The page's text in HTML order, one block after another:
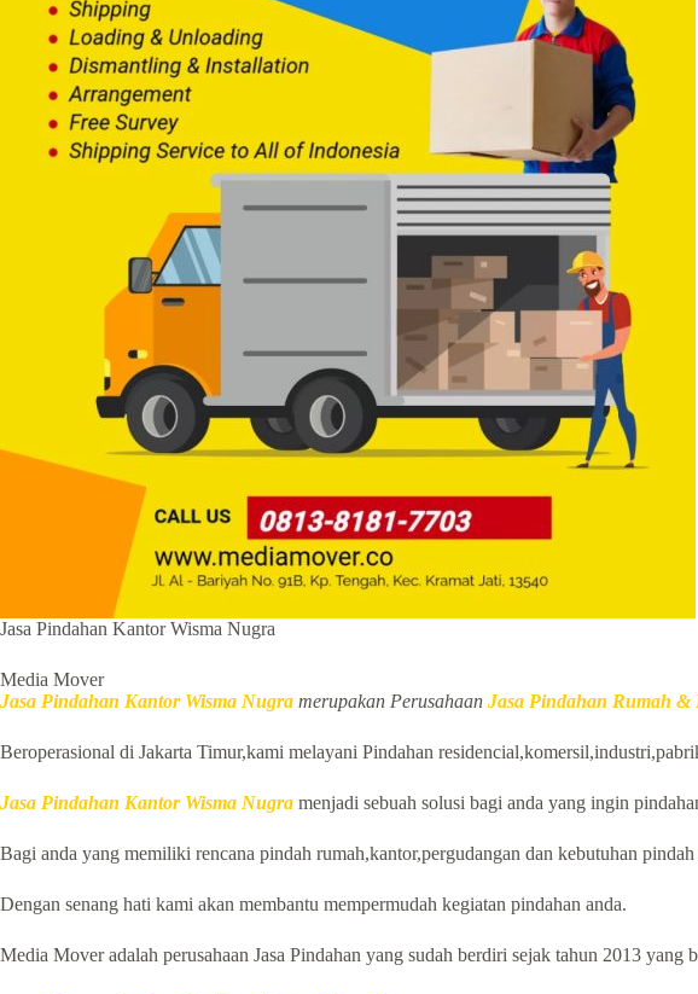
Jasa Pindahan Kantor Wisma Nugra
Media Mover
Jasa Pindahan Kantor Wisma Nugra merupakan Perusahaan Jasa Pindahan Rumah &
Beroperasional di Jakarta Timur,kami melayani Pindahan
Jasa Pindahan Kantor Wisma Nugra menjadi sebuah solusi bagi anda yang ingin
Bagi anda yang memiliki rencana pindah rumah,kantor,pergudangan dan kebutuhan
Dengan senang hati kami akan membantu mempermudah kegiatan pindahan anda.
Media Mover adalah perusahaan Jasa Pindahan yang sudah berdiri sejak tahun 2013